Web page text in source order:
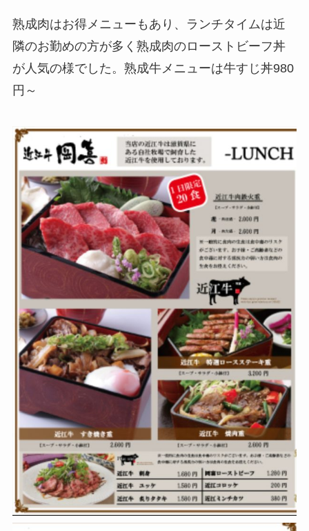
熟成肉はお得メニューもあり、ランチタイムは近
隣のお勤めの方が多く熟成肉のローストビーフ丼
が人気の様でした。熟成牛メニューは牛すじ丼980
円～